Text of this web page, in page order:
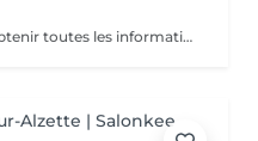
Ce rendez-vous vous permet d'obtenir toutes les informations nécessaires avant votre prestation : - conseils personnalisés - étude de vos besoins - diagnostic du cheveu Le montant de la consultation sera déduit de votre prestation finale si vous réservez immédiatement après ce rendez-vous.